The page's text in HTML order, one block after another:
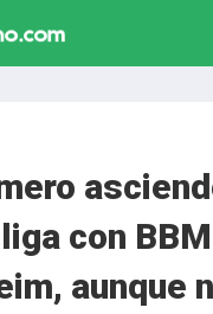
con BBM
aunque